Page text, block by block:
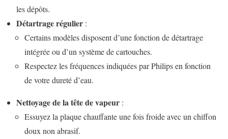
les dépôts.
Détartrage régulier :
Certains modèles disposent d’une fonction de détartrage
intégrée ou d’un système de cartouches.
Respectez les fréquences indiquées par Philips en fonction
de votre dureté d’eau.
Nettoyage de la tête de vapeur :
Essuyez la plaque chauffante une fois froide avec un chiffon
doux non abrasif.